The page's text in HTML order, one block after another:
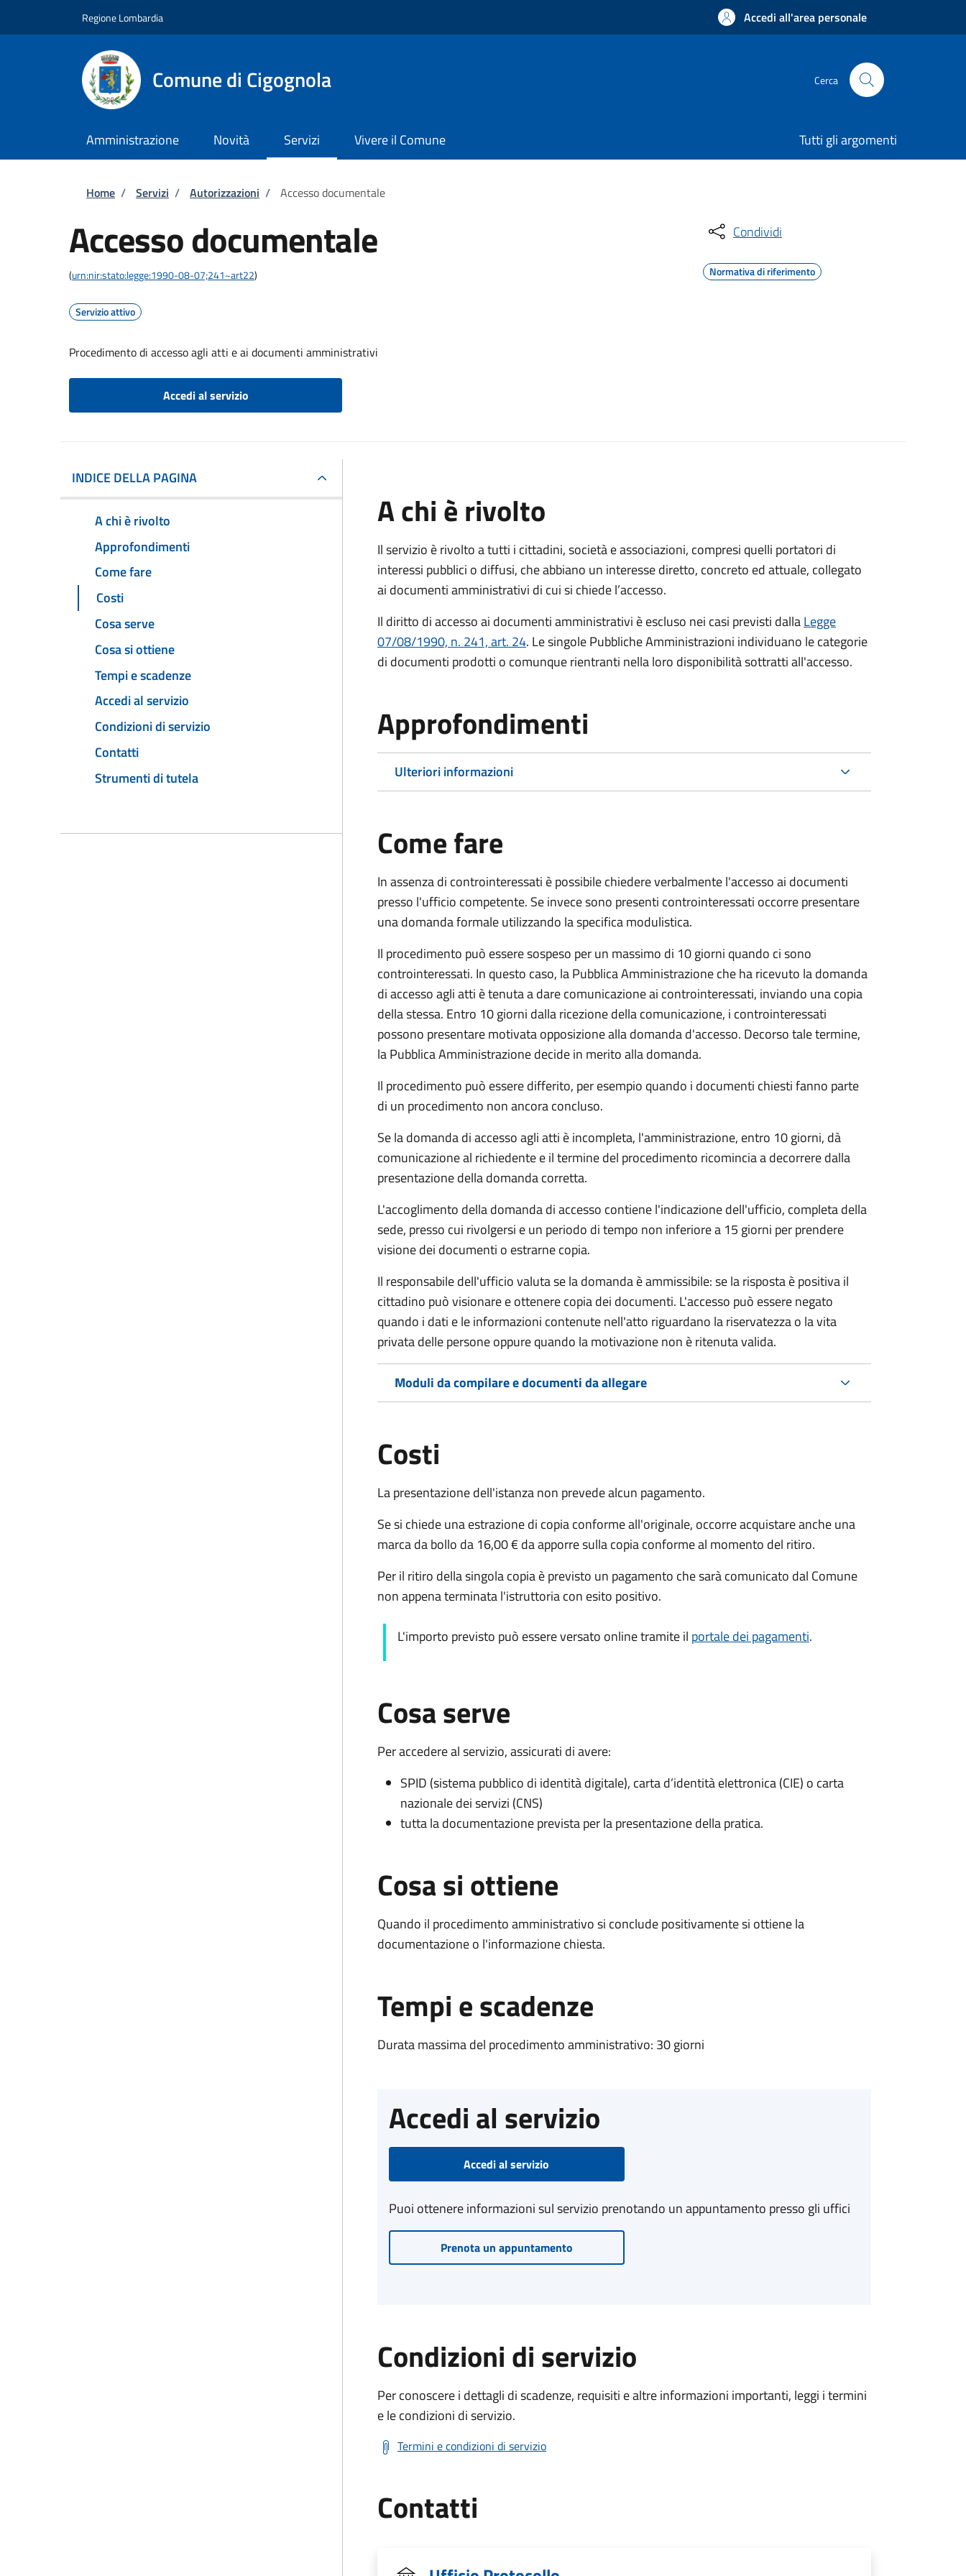
Regione Lombardia Accedi all'area personale
Comune di Cigognola Cerca
Amministrazione Novità Servizi Vivere il Comune Tutti gli argomenti
Briciole di pane
Home / Servizi / Autorizzazioni / Accesso documentale
Accesso documentale
(urn:nir:stato:legge:1990-08-07;241~art22)
Servizio attivo
Procedimento di accesso agli atti e ai documenti amministrativi
Accedi al servizio
Condividi
Normativa di riferimento
INDICE DELLA PAGINA
A chi è rivolto
Approfondimenti
Come fare
Costi
Cosa serve
Cosa si ottiene
Tempi e scadenze
Accedi al servizio
Condizioni di servizio
Contatti
Strumenti di tutela
A chi è rivolto
Il servizio è rivolto a tutti i cittadini, società e associazioni, compresi quelli portatori di
interessi pubblici o diffusi, che abbiano un interesse diretto, concreto ed attuale, collegato
ai documenti amministrativi di cui si chiede l’accesso.
Il diritto di accesso ai documenti amministrativi è escluso nei casi previsti dallaLegge
07/08/1990, n. 241, art. 24. Le singole Pubbliche Amministrazioni individuano le categorie
di documenti prodotti o comunque rientranti nella loro disponibilità sottratti all'accesso.
Approfondimenti
Ulteriori informazioni
Come fare
In assenza di controinteressati è possibile chiedere verbalmente l'accesso ai documenti
presso l'ufficio competente. Se invece sono presenti controinteressati occorre presentare
una domanda formale utilizzando la specifica modulistica.
Il procedimento può essere sospeso per un massimo di 10 giorni quando ci sono
controinteressati. In questo caso, la Pubblica Amministrazione che ha ricevuto la domanda
di accesso agli atti è tenuta a dare comunicazione ai controinteressati, inviando una copia
della stessa. Entro 10 giorni dalla ricezione della comunicazione, i controinteressati
possono presentare motivata opposizione alla domanda d'accesso. Decorso tale termine,
la Pubblica Amministrazione decide in merito alla domanda.
Il procedimento può essere differito, per esempio quando i documenti chiesti fanno parte
di un procedimento non ancora concluso.
Se la domanda di accesso agli atti è incompleta, l'amministrazione, entro 10 giorni, dà
comunicazione al richiedente e il termine del procedimento ricomincia a decorrere dalla
presentazione della domanda corretta.
L'accoglimento della domanda di accesso contiene l'indicazione dell'ufficio, completa della
sede, presso cui rivolgersi e un periodo di tempo non inferiore a 15 giorni per prendere
visione dei documenti o estrarne copia.
Il responsabile dell'ufficio valuta se la domanda è ammissibile: se la risposta è positiva il
cittadino può visionare e ottenere copia dei documenti. L'accesso può essere negato
quando i dati e le informazioni contenute nell'atto riguardano la riservatezza o la vita
privata delle persone oppure quando la motivazione non è ritenuta valida.
Moduli da compilare e documenti da allegare
Costi
La presentazione dell'istanza non prevede alcun pagamento.
Se si chiede una estrazione di copia conforme all'originale, occorre acquistare anche una
marca da bollo da 16,00 € da apporre sulla copia conforme al momento del ritiro.
Per il ritiro della singola copia è previsto un pagamento che sarà comunicato dal Comune
non appena terminata l'istruttoria con esito positivo.
L'importo previsto può essere versato online tramite il portale dei pagamenti.
Cosa serve
Per accedere al servizio, assicurati di avere:
SPID (sistema pubblico di identità digitale), carta d’identità elettronica (CIE) o carta
nazionale dei servizi (CNS)
tutta la documentazione prevista per la presentazione della pratica.
Cosa si ottiene
Quando il procedimento amministrativo si conclude positivamente si ottiene la
documentazione o l'informazione chiesta.
Tempi e scadenze
Durata massima del procedimento amministrativo: 30 giorni
Accedi al servizio
Accedi al servizio
Puoi ottenere informazioni sul servizio prenotando un appuntamento presso gli uffici
Prenota un appuntamento
Condizioni di servizio
Per conoscere i dettagli di scadenze, requisiti e altre informazioni importanti, leggi i termini
e le condizioni di servizio.
Termini e condizioni di servizio
Contatti